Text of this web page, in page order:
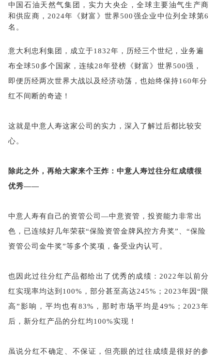
中国石油天然气集团，实力大央企，全球主要油气生产商
和供应商， 2024年《财富》世界500强企业中位列全球第6
名。
意大利忠利集团， 成立于1832年，历经三个世纪，业务遍
布全球50多个国家， 连续28年登榜《财富》世界500强，
即便历经两次世界大战以及经济动荡，也始终保持160年分
红不间断的奇迹！
这就是中意人寿这家公司的实力，深入了解过后都比较安
心。
除此之外，再给大家来个王炸：中意人寿过往分红成绩很
优秀——
中意人寿有自己的资管公司 —中意资管，投资能力非常出
色，已连续好几年荣获“保险资管金牌风控方舟奖”、“保险
资管公司金牛奖”等多个奖项，备受业内认可。
也因此过往分红产品都给出了优秀的成绩： 2022年以前分
红实现率均达到100%，部分甚至高达245%；2023年因“限
高”影响，平均也有83%，那时市场平均是49%；2023年
后，新分红产品的分红均100%实现！
虽说分红不确定、不保证，但亮眼的过往成绩是很好的参